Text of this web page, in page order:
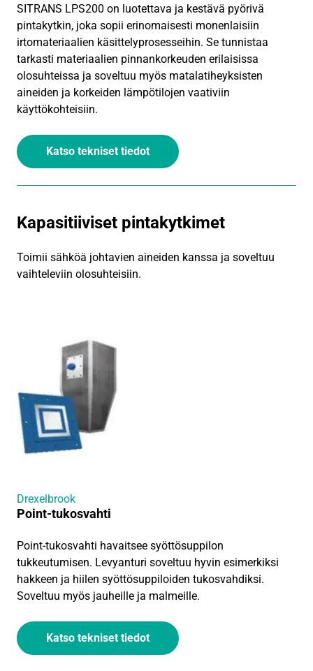
SITRANS LPS200 on luotettava ja kestävä pyörivä
pintakytkin, joka sopii erinomaisesti monenlaisiin
irtomateriaalien käsittelyprosesseihin. Se tunnistaa
tarkasti materiaalien pinnankorkeuden erilaisissa
olosuhteissa ja soveltuu myös matalatiheyksisten
aineiden ja korkeiden lämpötilojen vaativiin
käyttökohteisiin.
Katso tekniset tiedot
Kapasitiiviset pintakytkimet
Toimii sähköä johtavien aineiden kanssa ja soveltuu
vaihteleviin olosuhteisiin.
Drexelbrook
Point-tukosvahti
Point-tukosvahti havaitsee syöttösuppilon
tukkeutumisen. Levyanturi soveltuu hyvin esimerkiksi
hakkeen ja hiilen syöttösuppiloiden tukosvahdiksi.
Soveltuu myös jauheille ja malmeille.
Katso tekniset tiedot